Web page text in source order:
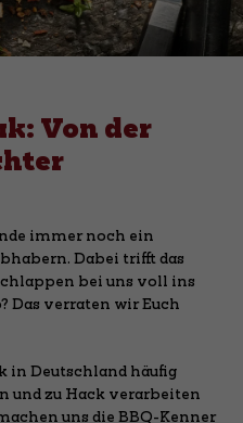
Von der
immer noch ein
Dabei trifft das
bei uns voll ins
Das verraten wir Euch
in Deutschland häufig
und zu Hack verarbeiten
uns die BBQ-Kenner